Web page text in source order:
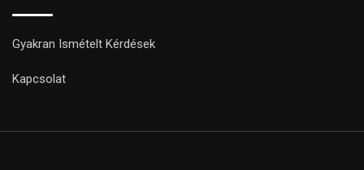
Gyakran Ismételt Kérdések
Kapcsolat